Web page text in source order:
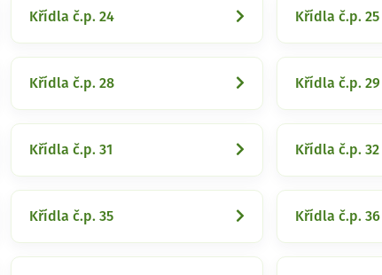
Křídla č.p. 24 Křídla č.p. 25
Křídla č.p. 28 Křídla č.p. 29
Křídla č.p. 31 Křídla č.p. 32
Křídla č.p. 35 Křídla č.p. 36